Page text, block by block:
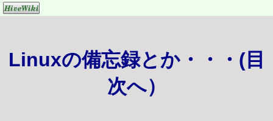
Linuxの備忘録とか・・・(目
次へ）